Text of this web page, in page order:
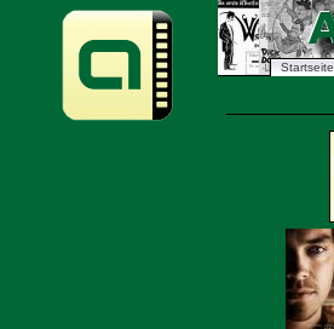
Startseite